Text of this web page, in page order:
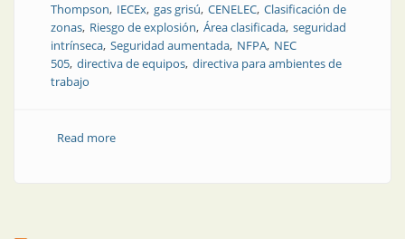
Thompson IECEx gas grisú CENELEC Clasificación de
zonas Riesgo de explosión Área clasificada seguridad
intrínseca Seguridad aumentada NFPA NEC
505 directiva de equipos directiva para ambientes de
trabajo
Read moreabout Una (no tan breve) historia de los estándares